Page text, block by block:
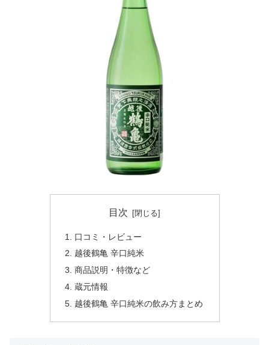
目次
口コミ・レビュー
越後鶴亀 辛口純米
商品説明・特徴など
蔵元情報
越後鶴亀 辛口純米の飲み方まとめ